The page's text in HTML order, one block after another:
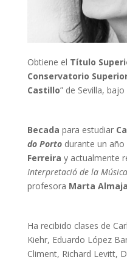
Obtiene el Título
Conservatorio
Castillo” de Sevilla,
Becada para estudiar
do Portodurante un año
Ferreira y actualmente
Interpretació de la
profesora Marta
Ha recibido clases de
Kiehr, Eduardo López
Climent, Richard Levitt,